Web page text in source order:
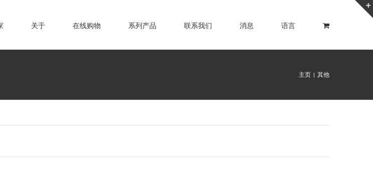
关于 在线购物 系列产品 联系我们 消息 语言
主页 其他